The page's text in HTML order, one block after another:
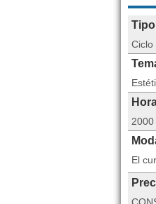
Ciclo
El